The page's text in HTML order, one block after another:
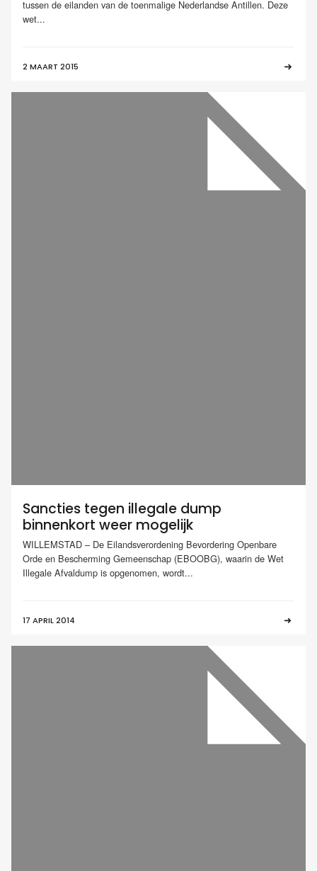
tussen de eilanden van de toenmalige Nederlandse Antillen. Deze
wet...
2 MAART 2015
Sancties tegen illegale dump
binnenkort weer mogelijk
WILLEMSTAD – De Eilandsverordening Bevordering Openbare
Orde en Bescherming Gemeenschap (EBOOBG), waarin de Wet
Illegale Afvaldump is opgenomen, wordt...
17 APRIL 2014